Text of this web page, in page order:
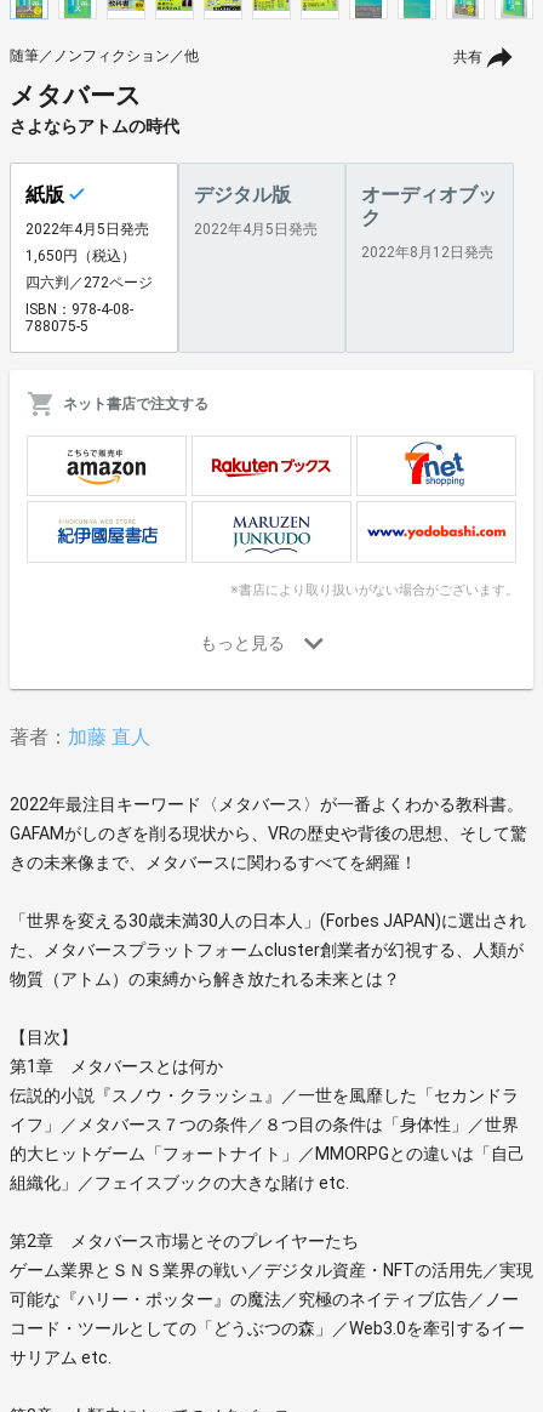
共有
随筆／ノンフィクション／他
メタバース
さよならアトムの時代
紙版
2022年4月5日発売
1,650円（税込）
四六判／272ページ
ISBN：978-4-08-
788075-5
デジタル版
2022年4月5日発売
オーディオブッ
ク
2022年8月12日発売
ネット書店で注文する
※書店により取り扱いがない場合がございます。
著者： 加藤 直人
2022年最注目キーワード〈メタバース〉が一番よくわかる教科書。
GAFAMがしのぎを削る現状から、VRの歴史や背後の思想、そして驚
きの未来像まで、メタバースに関わるすべてを網羅！
「世界を変える30歳未満30人の日本人」(Forbes JAPAN)に選出され
た、メタバースプラットフォームcluster創業者が幻視する、人類が
物質（アトム）の束縛から解き放たれる未来とは？
【目次】
第1章 メタバースとは何か
伝説的小説『スノウ・クラッシュ』／一世を風靡した「セカンドラ
イフ」／メタバース７つの条件／８つ目の条件は「身体性」／世界
的大ヒットゲーム「フォートナイト」／MMORPGとの違いは「自己
組織化」／フェイスブックの大きな賭け etc.
第2章 メタバース市場とそのプレイヤーたち
ゲーム業界とＳＮＳ業界の戦い／デジタル資産・NFTの活用先／実現
可能な『ハリー・ポッター』の魔法／究極のネイティブ広告／ノー
コード・ツールとしての「どうぶつの森」／Web3.0を牽引するイー
サリアム etc.